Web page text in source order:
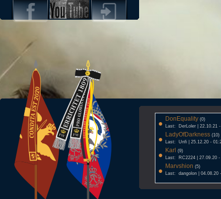
• DonEquality (0)
Last: DerLoler | 22.10.21
• LadyOfDarkness (10)
Last: Unfi | 25.12.20 -
• Karl (9)
Last: RC2224 | 27.09.20 -
• Marvshion (5)
Last: dangolon | 04.08.20